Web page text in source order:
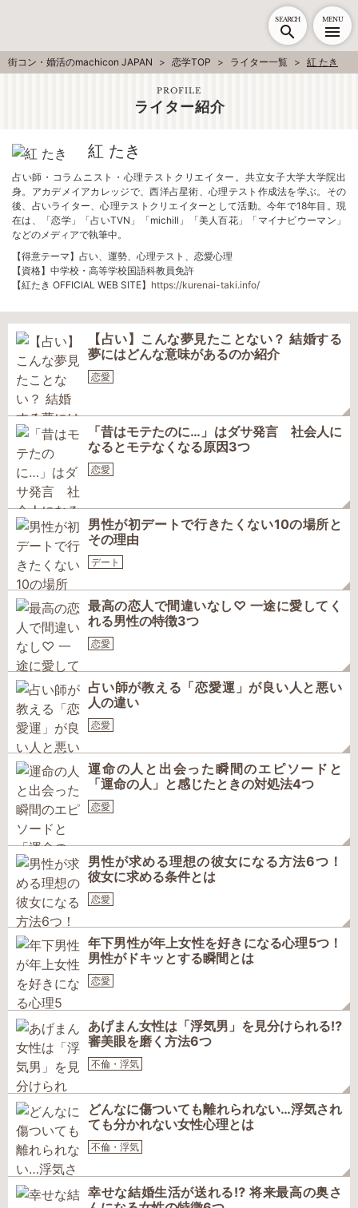
SEARCH MENU
街コン・婚活のmachicon JAPAN 恋学TOP ライター一覧 紅 たき
PROFILE
ライター紹介
紅 たき
占い師・コラムニスト・心理テストクリエイター。共立女子大学大学院出
身。アカデメイアカレッジで、西洋占星術、心理テスト作成法を学ぶ。その
後、占いライター、心理テストクリエイターとして活動。今年で18年目。現
在は、「恋学」「占いTVN」「michill」「美人百花」「マイナビウーマン」
などのメディアで執筆中。
【得意テーマ】占い、運勢、心理テスト、恋愛心理
【資格】中学校・高等学校国語科教員免許
【紅たき OFFICIAL WEB SITE】 https://kurenai-taki.info/
【占い】こんな夢見たことない？ 結婚する
夢にはどんな意味があるのか紹介
恋愛
「昔はモテたのに…」はダサ発言 社会人に
なるとモテなくなる原因3つ
恋愛
男性が初デートで行きたくない10の場所と
その理由
デート
最高の恋人で間違いなし♡ 一途に愛してく
れる男性の特徴3つ
恋愛
占い師が教える「恋愛運」が良い人と悪い
人の違い
恋愛
運命の人と出会った瞬間のエピソードと
「運命の人」と感じたときの対処法4つ
恋愛
男性が求める理想の彼女になる方法6つ！
彼女に求める条件とは
恋愛
年下男性が年上女性を好きになる心理5つ！
男性がドキッとする瞬間とは
恋愛
あげまん女性は「浮気男」を見分けられる⁉
審美眼を磨く方法6つ
不倫・浮気
どんなに傷ついても離れられない…浮気され
ても分かれない女性心理とは
不倫・浮気
幸せな結婚生活が送れる⁉ 将来最高の奥さ